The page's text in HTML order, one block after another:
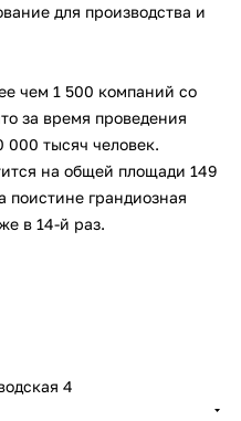
для производства и
чем 1 500 компаний со
за время проведения
000 тысяч человек.
на общей площади 149
поистине грандиозная
в 14-й раз.
4